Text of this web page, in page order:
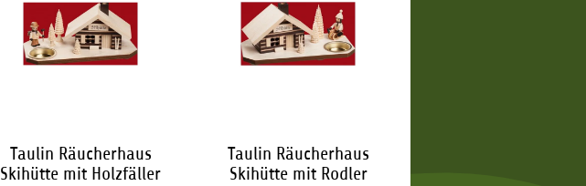
Taulin Räucherhaus
Skihütte mit Holzfäller
Taulin Räucherhaus
Skihütte mit Rodler